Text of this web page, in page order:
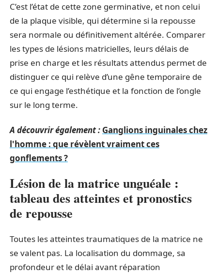
C’est l’état de cette zone germinative, et non celui
de la plaque visible, qui détermine si la repousse
sera normale ou définitivement altérée. Comparer
les types de lésions matricielles, leurs délais de
prise en charge et les résultats attendus permet de
distinguer ce qui relève d’une gêne temporaire de
ce qui engage l’esthétique et la fonction de l’ongle
sur le long terme.
A découvrir également : Ganglions inguinales chez
l'homme : que révèlent vraiment ces
gonflements ?
Lésion de la matrice unguéale :
tableau des atteintes et pronostics
de repousse
Toutes les atteintes traumatiques de la matrice ne
se valent pas. La localisation du dommage, sa
profondeur et le délai avant réparation